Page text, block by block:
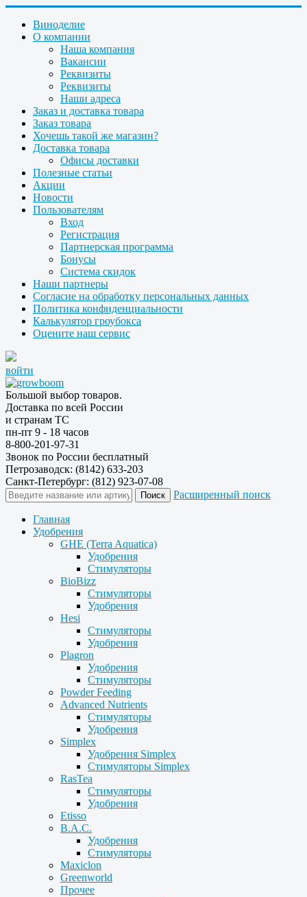
Виноделие
О компании
Наша компания
Вакансии
Реквизиты
Реквизиты
Наши адреса
Заказ и доставка товара
Заказ товара
Хочешь такой же магазин?
Доставка товара
Офисы доставки
Полезные статьи
Акции
Новости
Пользователям
Вход
Регистрация
Партнерская программа
Бонусы
Система скидок
Наши партнеры
Согласие на обработку персональных данных
Политика конфиденциальности
Калькулятор гроубокса
Оцените наш сервис
войти
Большой выбор товаров.
Доставка по всей России
и странам ТС
пн-пт 9 - 18 часов
8-800-201-97-31
Звонок по России бесплатный
Петрозаводск: (8142) 633-203
Санкт-Петербург: (812) 923-07-08
Расширенный поиск
Главная
Удобрения
GHE (Terra Aquatica)
Удобрения
Стимуляторы
BioBizz
Стимуляторы
Удобрения
Hesi
Стимуляторы
Удобрения
Plagron
Удобрения
Стимуляторы
Powder Feeding
Advanced Nutrients
Стимуляторы
Удобрения
Simplex
Удобрения Simplex
Стимуляторы Simplex
RasTea
Стимуляторы
Удобрения
Etisso
B.A.C.
Удобрения
Стимуляторы
Maxiclon
Greenworld
Прочее